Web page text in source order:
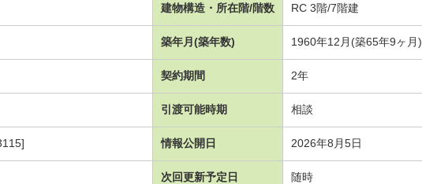
建物構造・所在階/階数 RC 3階/7階建
築年月(築年数) 1960年12月(築65年9ヶ月)
契約期間 2年
引渡可能時期 相談
情報公開日 2026年8月5日
次回更新予定日 随時